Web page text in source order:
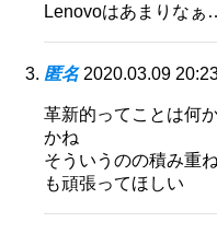
Lenovoはあまりなぁ
匿名 2020.03.09
革新的ってことは何
かね
そういうのの積み重
も頑張ってほしい